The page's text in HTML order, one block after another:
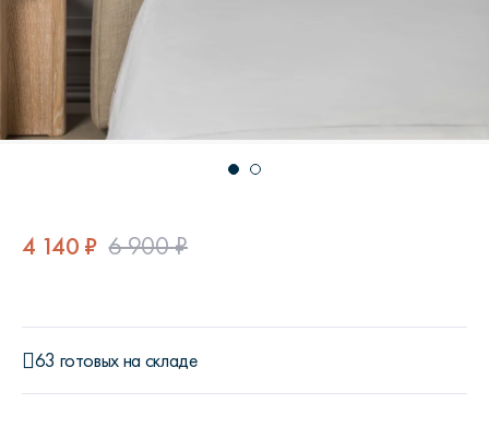
4 140 ₽ 6 900 ₽
63 готовых на складе